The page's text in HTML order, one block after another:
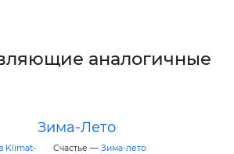
аналогичные
Klimat-
Зима-Лето
Счастье — Зима-лето